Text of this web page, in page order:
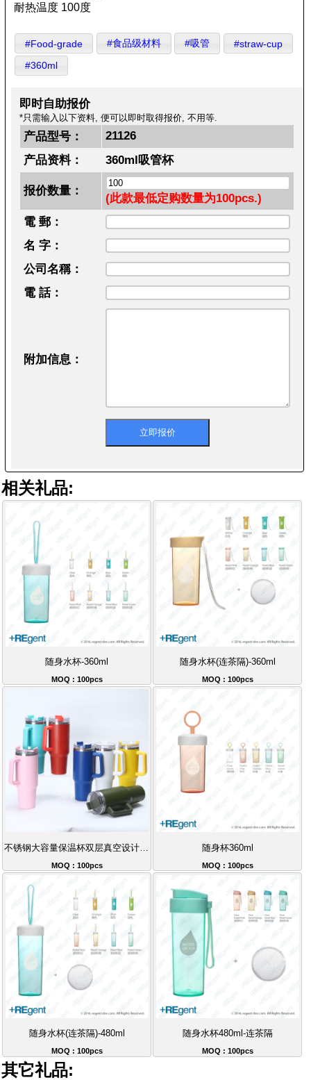
耐热温度 100度
#Food-grade #食品级材料 #吸管
#straw-cup
#360ml
即时自助报价
*只需输入以下资料, 便可以即时取得报价, 不用等.
产品型号：
21126
产品资料：
360ml吸管杯
报价数量：
(此款最低定购数量为100pcs.)
電 郵：
名 字：
公司名稱：
電 話：
附加信息：
相关礼品:
随身水杯-360ml
MOQ : 100pcs
随身水杯(连茶隔)-360ml
MOQ : 100pcs
不锈钢大容量保温杯双层真空设计带吸管手柄冰霸杯随行杯40oz
MOQ : 100pcs
随身杯360ml
MOQ : 100pcs
随身水杯(连茶隔)-480ml
MOQ : 100pcs
随身水杯480ml-连茶隔
MOQ : 100pcs
其它礼品: